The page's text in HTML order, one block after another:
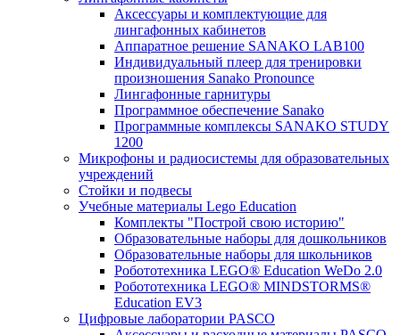
Аксессуары и комплектующие для
лингафонных кабинетов
Аппаратное решение SANAKO LAB100
Индивидуальный плеер для тренировки
произношения Sanako Pronounce
Лингафонные гарнитуры
Программное обеспечение Sanako
Программные комплексы SANAKO STUDY
1200
Микрофоны и радиосистемы для образовательных
учреждений
Стойки и подвесы
Учебные материалы Lego Education
Комплекты "Построй свою историю"
Образовательные наборы для дошкольников
Образовательные наборы для школьников
Робототехника LEGO® Education WeDo 2.0
Робототехника LEGO® MINDSTORMS®
Education EV3
Цифровые лаборатории PASCO